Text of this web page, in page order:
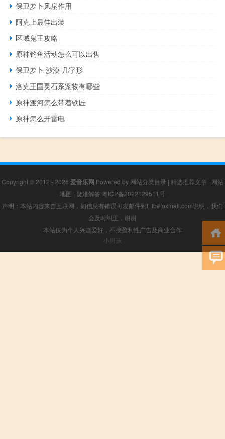
保卫萝卜风扇作用
阿克上最佳出装
区域鬼王攻略
原神钓鱼活动怎么可以出售
保卫萝卜 沙漠 几字形
洛克王国灵石系宠物有哪些
原神渡河怎么带着铁匠
原神怎么开雷电
Copyright © 2012 - 2026 爱音乐网 Powered by 网站分类目录 | 精选推荐文章 | 网站
地图 | 疑难解答 粤ICP备2022129511号
声明：本站内容来自互联网，如信息有错误可发邮件到f_fb#foxmail.com说明，我们
会及时纠正，谢谢
本站仅为个人兴趣爱好，不接盈利性广告及商业合作
小男孩